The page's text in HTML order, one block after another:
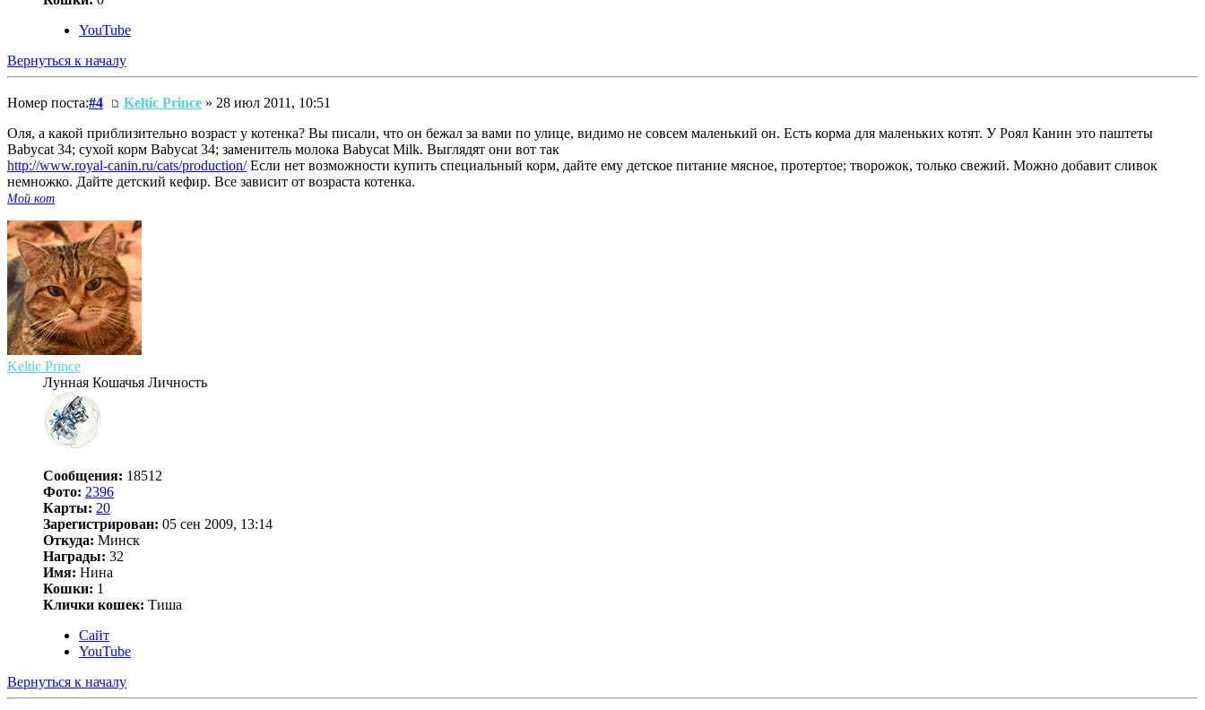
YouTube
Вернуться к началу
Номер поста:#4 Keltic Prince » 28 июл 2011, 10:51
Оля, а какой приблизительно возраст у котенка? Вы писали, что он бежал за вами по улице, видимо не совсем маленький он. Есть корма для маленьких котят. У Роял Канин это паштеты
Babycat 34; сухой корм Babycat 34; заменитель молока Babycat Milk. Выглядят они вот так
http://www.royal-canin.ru/cats/production/Если нет возможности купить специальный корм, дайте ему детское питание мясное, протертое; творожок, только свежий. Можно добавит сливок
немножко. Дайте детский кефир. Все зависит от возраста котенка.
Мой кот
Keltic Prince
Лунная Кошачья Личность
Сообщения: 18512
Фото: 2396
Карты: 20
Зарегистрирован: 05 сен 2009, 13:14
Откуда: Минск
Награды: 32
Имя: Нина
Кошки: 1
Клички кошек: Тиша
Сайт
YouTube
Вернуться к началу